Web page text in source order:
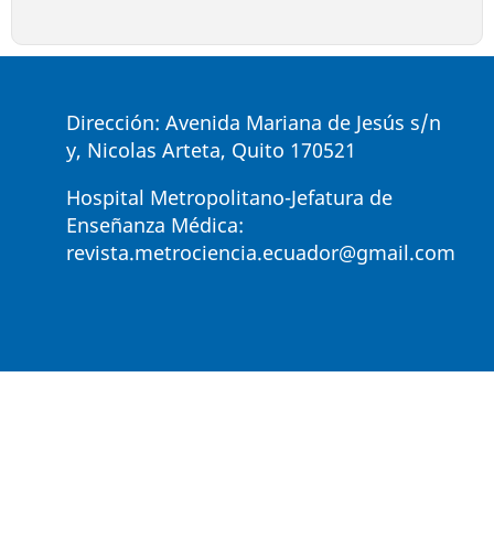
Dirección: Avenida Mariana de Jesús s/n
y, Nicolas Arteta, Quito 170521
Hospital Metropolitano-Jefatura de
Enseñanza Médica:
revista.metrociencia.ecuador@gmail.com